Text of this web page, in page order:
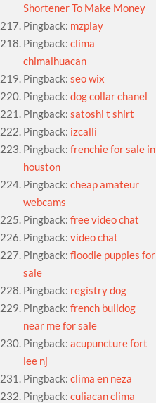
Shortener To Make Money
Pingback: mzplay
Pingback:clima
chimalhuacan
Pingback:seo wix
Pingback:dog collar chanel
Pingback:satoshi t shirt
Pingback: izcalli
Pingback:frenchie for sale in
houston
Pingback:cheap amateur
webcams
Pingback:free video chat
Pingback:video chat
Pingback:floodle puppies for
sale
Pingback: registry dog
Pingback:french bulldog
near me for sale
Pingback:acupuncture fort
lee nj
Pingback:clima en neza
Pingback:culiacan clima